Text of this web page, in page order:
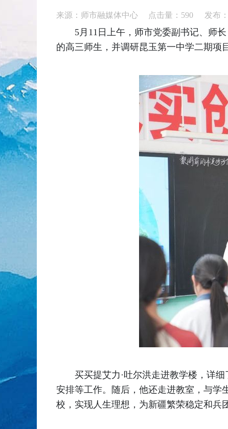
来源：师市融媒体中心 点击量： 590 发布
5月11日上午，师市党委副书记、师
的高三师生，并调研昆玉第一中学二期项
买买提艾力·吐尔洪走进教学楼，详
安排等工作。随后，他还走进教室，与学
校，实现人生理想，为新疆繁荣稳定和兵